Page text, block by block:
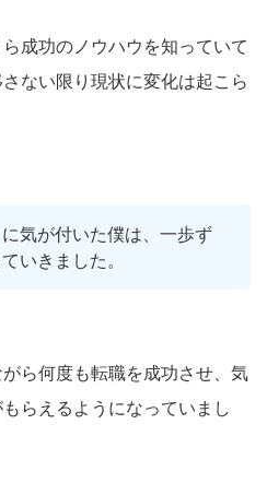
成功のノウハウを知っていて
ない限り現状に変化は起こら
気が付いた僕は、一歩ず
いきました。
ら何度も転職を成功させ、気
らえるようになっていまし